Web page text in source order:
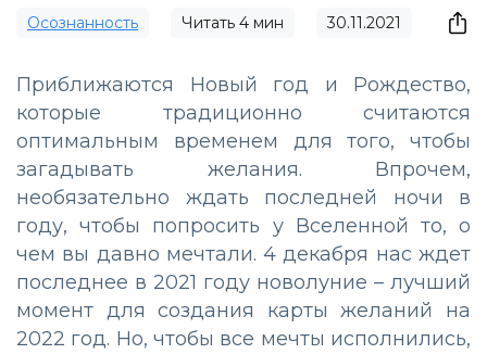
Осознанность Читать 4 мин 30.11.2021
Приближаются Новый год и Рождество,
которые традиционно считаются
оптимальным временем для того, чтобы
загадывать желания. Впрочем,
необязательно ждать последней ночи в
году, чтобы попросить у Вселенной то, о
чем вы давно мечтали. 4 декабря нас ждет
последнее в 2021 году новолуние – лучший
момент для создания карты желаний на
2022 год. Но, чтобы все мечты исполнились,